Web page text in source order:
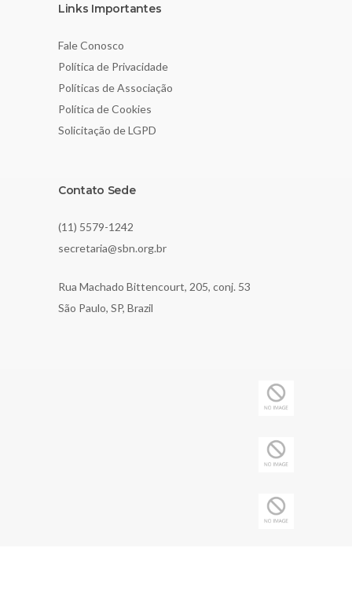
Links Importantes
Fale Conosco
Política de Privacidade
Políticas de Associação
Política de Cookies
Solicitação de LGPD
Contato Sede
(11) 5579-1242
secretaria@sbn.org.br
Rua Machado Bittencourt, 205, conj. 53
São Paulo, SP, Brazil